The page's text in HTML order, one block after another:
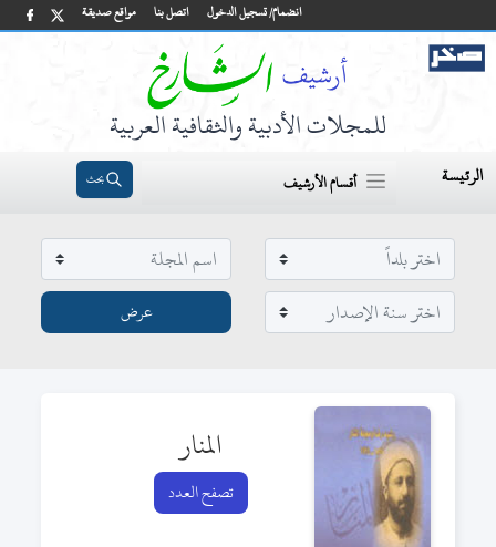
مواقع صديقة اتصل بنا انضمام/ تسجيل الدخول
للمجلات الأدبية والثقافية العربية
الرئيسة أقسام الأرشيف بحث
المنار
تصفح العدد